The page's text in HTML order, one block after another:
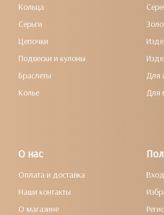
Кольца
Серьги
Цепочки
Подвески и кулоны
Браслеты
Колье
Для
Для
О нас
Оплата и доставка
Наши контакты
О магазине
Вход